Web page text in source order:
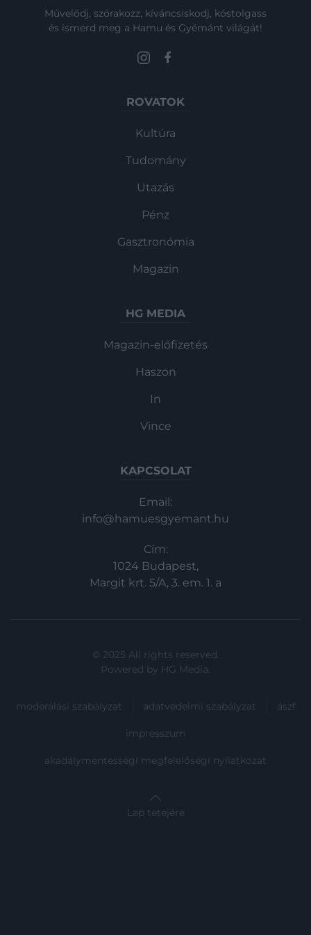
Művelődj, szórakozz, kíváncsiskodj, kóstolgass
és ismerd meg a Hamu és Gyémánt világát!
ROVATOK
Kultúra
Tudomány
Utazás
Pénz
Gasztronómia
Magazin
HG MEDIA
Magazin-előfizetés
Haszon
In
Vince
KAPCSOLAT
Email:
info@hamuesgyemant.hu
Cím:
1024 Budapest,
Margit krt. 5/A, 3. em. 1. a
© 2025 All rights reserved.
Powered by HG Media.
moderálási szabályzat adatvédelmi szabályzat ászf
impresszum
akadálymentességi megfelelőségi nyilatkozat
Lap tetejére